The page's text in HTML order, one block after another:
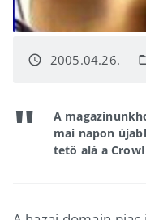
access_time 2005.04.26.
A
mai napon
tető alá a